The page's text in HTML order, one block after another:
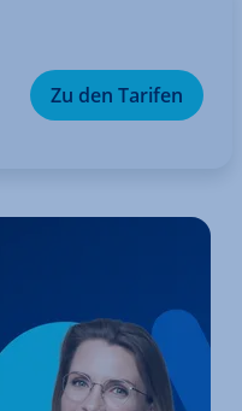
Zu den Tarifen